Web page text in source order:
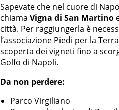
Sapevate che nel cuore di
chiama Vigna di San Martino
città. Per raggiungerla è
l’associazione Piedi per la
scoperta dei vigneti fino a
Golfo di Napoli.
Da non perdere:
Parco Virgiliano